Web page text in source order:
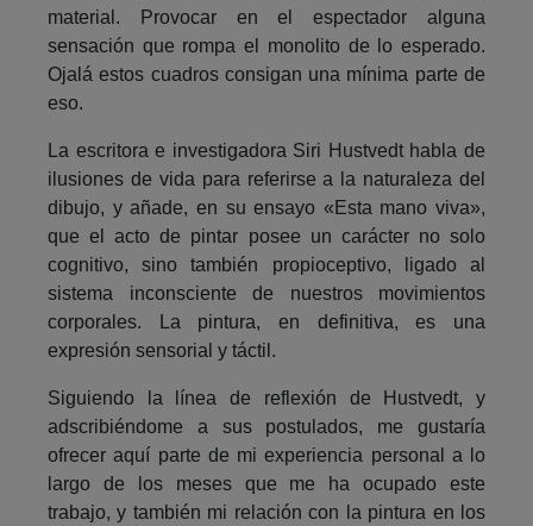
material. Provocar en el espectador alguna
sensación que rompa el monolito de lo esperado.
Ojalá estos cuadros consigan una mínima parte de
eso.
La escritora e investigadora Siri Hustvedt habla de
ilusiones de vida para referirse a la naturaleza del
dibujo, y añade, en su ensayo «Esta mano viva»,
que el acto de pintar posee un carácter no solo
cognitivo, sino también propioceptivo, ligado al
sistema inconsciente de nuestros movimientos
corporales. La pintura, en definitiva, es una
expresión sensorial y táctil.
Siguiendo la línea de reflexión de Hustvedt, y
adscribiéndome a sus postulados, me gustaría
ofrecer aquí parte de mi experiencia personal a lo
largo de los meses que me ha ocupado este
trabajo, y también mi relación con la pintura en los